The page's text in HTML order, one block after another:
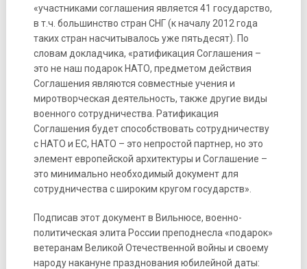
«участниками соглашения является 41 государство,
в т.ч. большинство стран СНГ (к началу 2012 года
таких стран насчитывалось уже пятьдесят). По
словам докладчика, «ратификация Соглашения –
это не наш подарок НАТО, предметом действия
Соглашения являются совместные учения и
миротворческая деятельность, также другие виды
военного сотрудничества. Ратификация
Соглашения будет способствовать сотрудничеству
с НАТО и ЕС, НАТО – это непростой партнер, но это
элемент европейской архитектуры и Соглашение –
это минимально необходимый документ для
сотрудничества с широким кругом государств».
Подписав этот документ в Вильнюсе, военно-
политическая элита России преподнесла «подарок»
ветеранам Великой Отечественной войны и своему
народу накануне празднования юбилейной даты: